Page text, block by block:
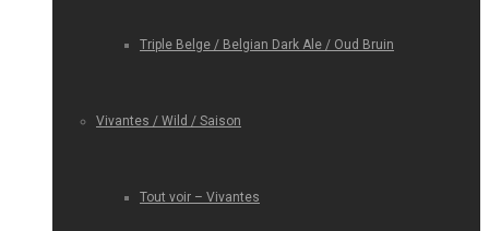
Triple Belge / Belgian Dark Ale / Oud Bruin
Vivantes / Wild / Saison
Tout voir – Vivantes